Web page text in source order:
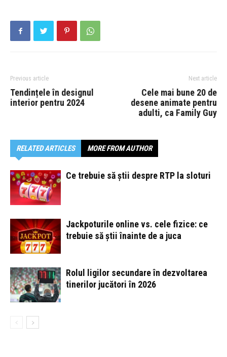
Previous article
Tendințele în designul
interior pentru 2024
Next article
Cele mai bune 20 de
desene animate pentru
adulti, ca Family Guy
RELATED ARTICLES MORE FROM AUTHOR
Ce trebuie să știi despre RTP la sloturi
Jackpoturile online vs. cele fizice: ce
trebuie să știi înainte de a juca
Rolul ligilor secundare în dezvoltarea
tinerilor jucători în 2026